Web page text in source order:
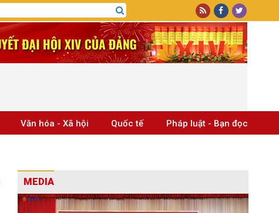
Văn hóa - Xã hội Quốc tế Pháp luật - Bạn đọc
MEDIA